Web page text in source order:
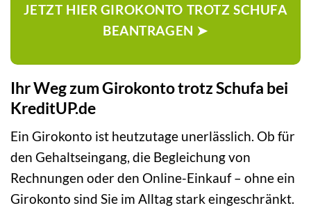
JETZT HIER GIROKONTO TROTZ SCHUFA
BEANTRAGEN ➤
Ihr Weg zum Girokonto trotz Schufa bei
KreditUP.de
Ein Girokonto ist heutzutage unerlässlich. Ob für
den Gehaltseingang, die Begleichung von
Rechnungen oder den Online-Einkauf – ohne ein
Girokonto sind Sie im Alltag stark eingeschränkt.